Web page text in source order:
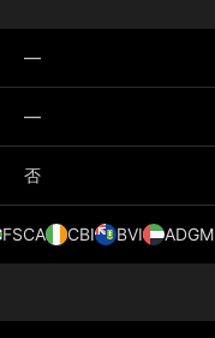
—
—
否
FSCA CBI BVI ADGM